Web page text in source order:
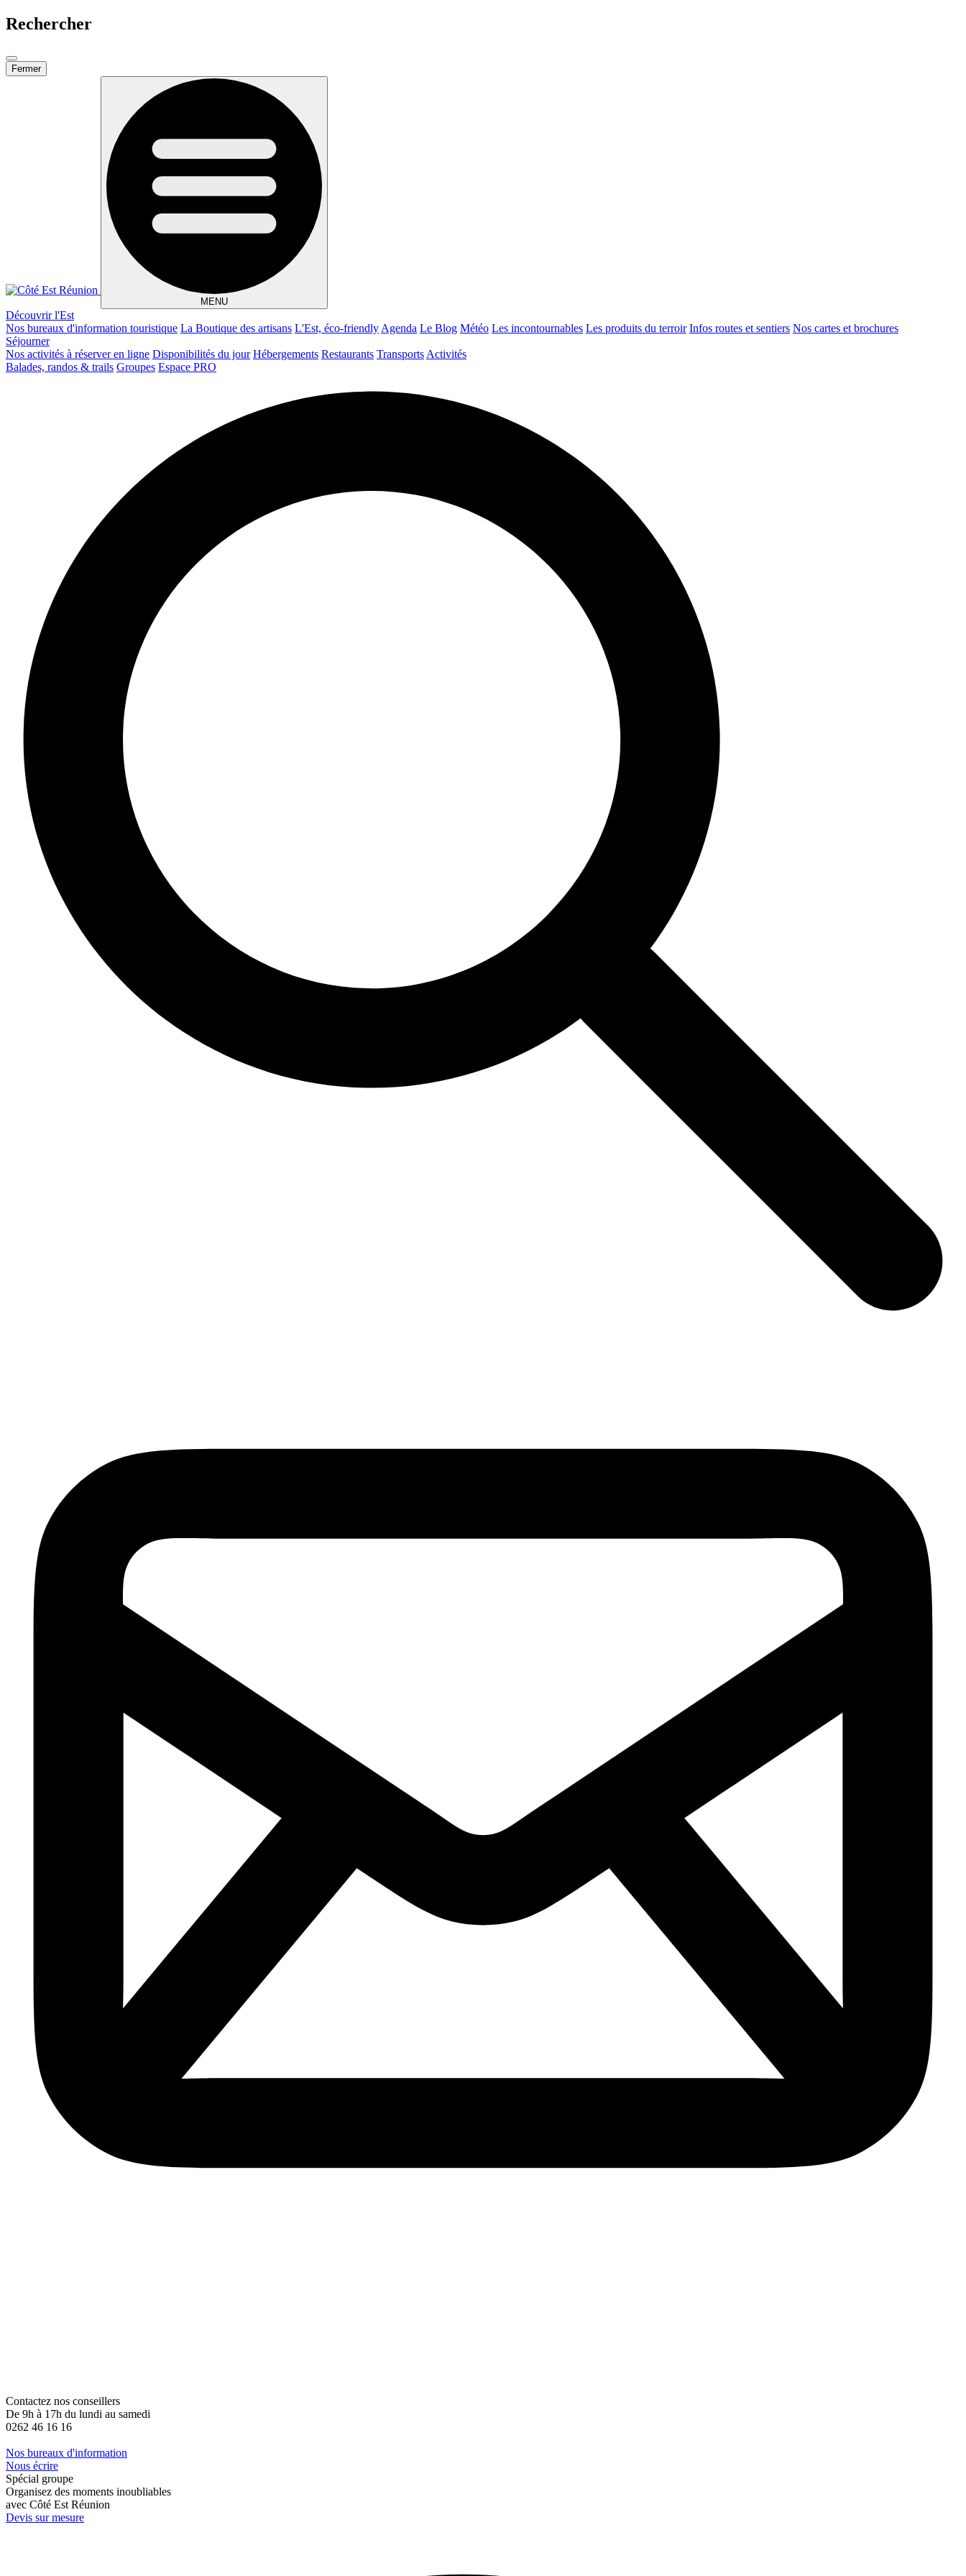
Rechercher
Fermer
MENU
Découvrir l'Est
Nos bureaux d'information touristique La Boutique des artisans L'Est, éco-friendly Agenda Le Blog Météo Les incontournables Les produits du terroir Infos routes et sentiers Nos cartes et brochures
Séjourner
Nos activités à réserver en ligne Disponibilités du jour Hébergements Restaurants Transports Activités
Balades, randos & trails Groupes Espace PRO
Contactez nos conseillers
De 9h à 17h du lundi au samedi
0262 46 16 16
Nos bureaux d'information
Nous écrire
Spécial groupe
Organisez des moments inoubliables
avec Côté Est Réunion
Devis sur mesure